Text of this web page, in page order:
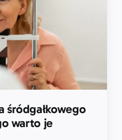
śródgałkowego
warto je